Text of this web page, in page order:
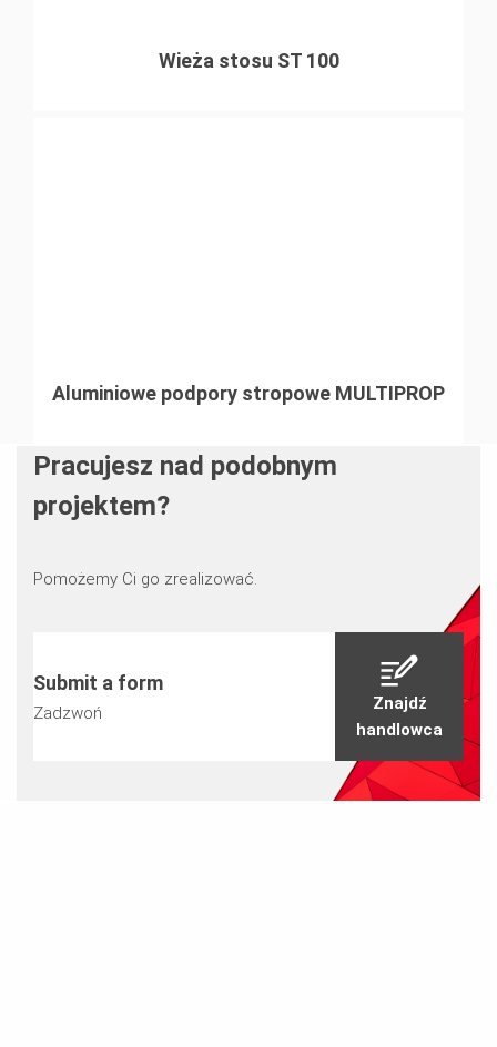
Wieża stosu ST 100
Aluminiowe podpory stropowe MULTIPROP
Pracujesz nad podobnym
projektem?
Pomożemy Ci go zrealizować.
Submit a form
Zadzwoń
Znajdź
handlowca